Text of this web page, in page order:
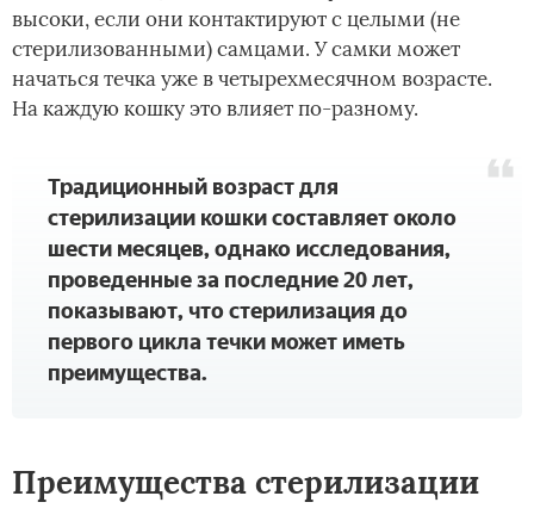
высоки, если они контактируют с целыми (не
стерилизованными) самцами. У самки может
начаться течка уже в четырехмесячном возрасте.
На каждую кошку это влияет по-разному.
Традиционный возраст для
стерилизации кошки составляет около
шести месяцев, однако исследования,
проведенные за последние 20 лет,
показывают, что стерилизация до
первого цикла течки может иметь
преимущества.
Преимущества стерилизации